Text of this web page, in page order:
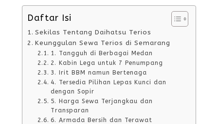
Daftar Isi
Sekilas Tentang Daihatsu Terios
Keunggulan Sewa Terios di Semarang
1. Tangguh di Berbagai Medan
2. Kabin Lega untuk 7 Penumpang
3. Irit BBM namun Bertenaga
4. Tersedia Pilihan Lepas Kunci dan
dengan Sopir
5. Harga Sewa Terjangkau dan
Transparan
6. Armada Bersih dan Terawat